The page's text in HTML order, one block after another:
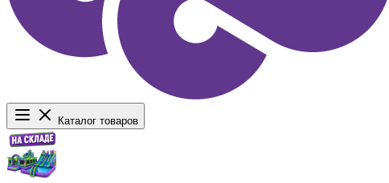
Каталог товаров